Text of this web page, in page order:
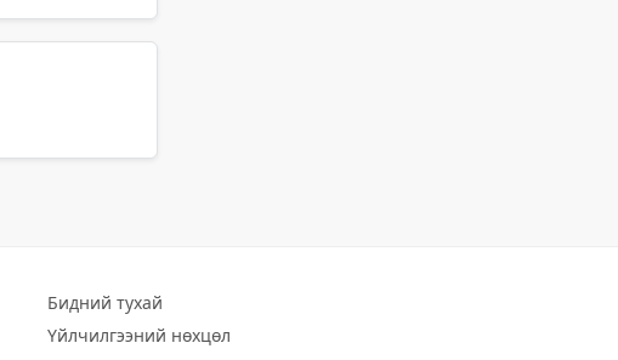
Бидний тухай
Үйлчилгээний нөхцөл